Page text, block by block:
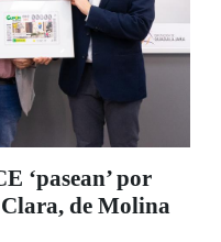
‘pasean’ por
de Molina